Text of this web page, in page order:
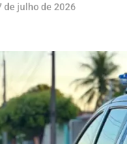
de julho de 2026